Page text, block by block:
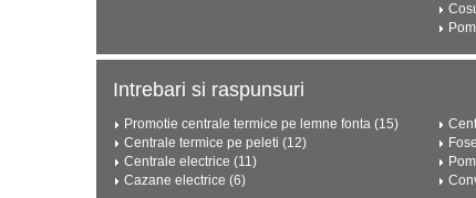
Intrebari si raspunsuri
Promotie centrale termice pe lemne fonta (15)
Centrale termice pe peleti (12)
Centrale electrice (11)
Cazane electrice (6)